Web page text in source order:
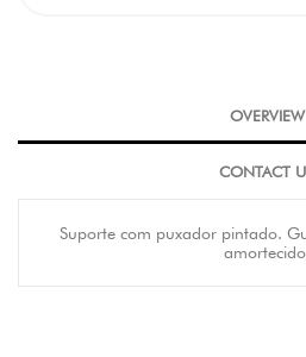
OVERVIEW
CONTACT
Suporte com puxador pintado.